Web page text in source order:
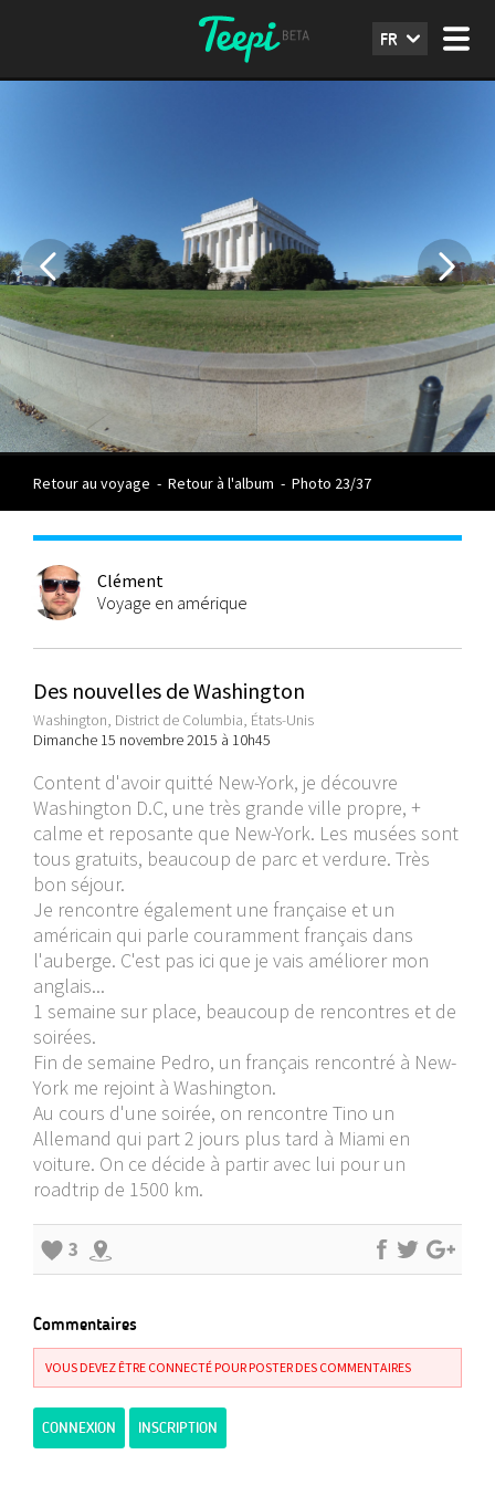
FR
Retour au voyage - Retour à l'album - Photo 23/37
Clément
Voyage en amérique
Des nouvelles de Washington
Washington, District de Columbia, États-Unis
Dimanche 15 novembre 2015 à 10h45
Content d'avoir quitté New-York, je découvre
Washington D.C, une très grande ville propre, +
calme et reposante que New-York. Les musées sont
tous gratuits, beaucoup de parc et verdure. Très
bon séjour.
Je rencontre également une française et un
américain qui parle couramment français dans
l'auberge. C'est pas ici que je vais améliorer mon
anglais...
1 semaine sur place, beaucoup de rencontres et de
soirées.
Fin de semaine Pedro, un français rencontré à New-
York me rejoint à Washington.
Au cours d'une soirée, on rencontre Tino un
Allemand qui part 2 jours plus tard à Miami en
voiture. On ce décide à partir avec lui pour un
roadtrip de 1500 km.
3
Commentaires
VOUS DEVEZ ÊTRE CONNECTÉ POUR POSTER DES COMMENTAIRES
CONNEXION INSCRIPTION